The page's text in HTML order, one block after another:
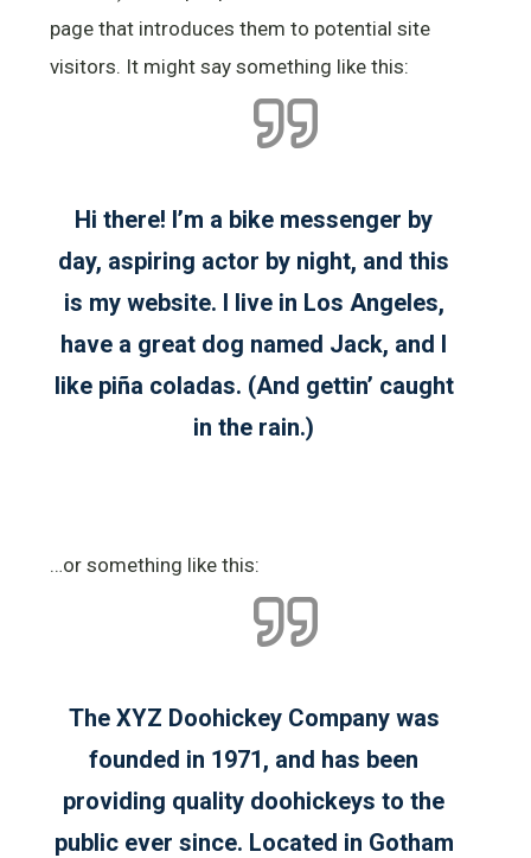
page that introduces them to potential site
visitors. It might say something like this:
Hi there! I’m a bike messenger by
day, aspiring actor by night, and this
is my website. I live in Los Angeles,
have a great dog named Jack, and I
like piña coladas. (And gettin’ caught
in the rain.)
…or something like this:
The XYZ Doohickey Company was
founded in 1971, and has been
providing quality doohickeys to the
public ever since. Located in Gotham